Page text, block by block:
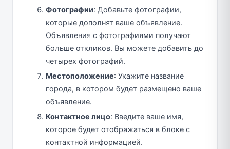
Фотографии: Добавьте фотографии,
которые дополнят ваше объявление.
Объявления с фотографиями получают
больше откликов. Вы можете добавить до
четырех фотографий.
Местоположение: Укажите название
города, в котором будет размещено ваше
объявление.
Контактное лицо: Введите ваше имя,
которое будет отображаться в блоке с
контактной информацией.